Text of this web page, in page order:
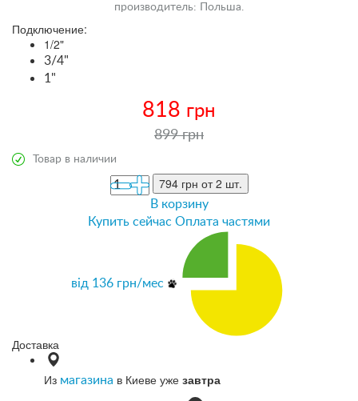
производитель: Польша.
Подключение:
1/2"
3/4"
1"
818 грн
899 грн
Товар в наличии
794 грн от 2 шт.
В корзину
Купить сейчас Оплата частями
від 136 грн/мес
Доставка
Из магазина в Киеве уже завтра